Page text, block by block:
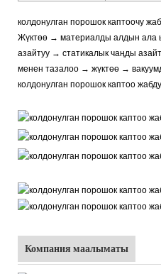
колдонулган порошок каптоочу
Жүктөө → материалды алдын ала
азайтуу → статикалык чаңды
менен тазалоо → жүктөө →
колдонулган порошок каптоо
Компания маалыматы